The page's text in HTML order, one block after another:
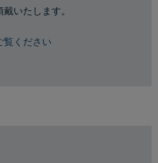
いたします。
覧ください